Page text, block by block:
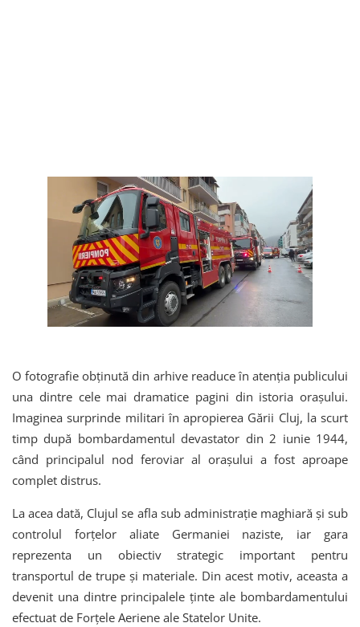
O fotografie obținută din arhive readuce în atenția publicului
una dintre cele mai dramatice pagini din istoria orașului.
Imaginea surprinde militari în apropierea Gării Cluj, la scurt
timp după bombardamentul devastator din 2 iunie 1944,
când principalul nod feroviar al orașului a fost aproape
complet distrus.
La acea dată, Clujul se afla sub administrație maghiară și sub
controlul forțelor aliate Germaniei naziste, iar gara
reprezenta un obiectiv strategic important pentru
transportul de trupe și materiale. Din acest motiv, aceasta a
devenit una dintre principalele ținte ale bombardamentului
efectuat de Forțele Aeriene ale Statelor Unite.